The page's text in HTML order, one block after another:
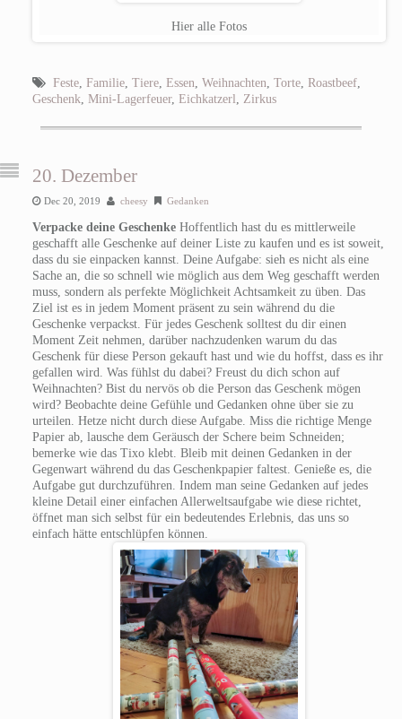
Hier alle Fotos
Feste, Familie, Tiere, Essen Weihnachten Torte, Roastbeef,
Geschenk Mini-Lagerfeuer, Eichkatzerl Zirkus
20. Dezember
Dec 20, 2019 cheesy Gedanken
Verpacke deine GeschenkeHoffentlich hast du es mittlerweile
geschafft alle Geschenke auf deiner Liste zu kaufen und es ist soweit,
dass du sie einpacken kannst. Deine Aufgabe: sieh es nicht als eine
Sache an, die so schnell wie möglich aus dem Weg geschafft werden
muss, sondern als perfekte Möglichkeit Achtsamkeit zu üben. Das
Ziel ist es in jedem Moment präsent zu sein während du die
Geschenke verpackst. Für jedes Geschenk solltest du dir einen
Moment Zeit nehmen, darüber nachzudenken warum du das
Geschenk für diese Person gekauft hast und wie du hoffst, dass es ihr
gefallen wird. Was fühlst du dabei? Freust du dich schon auf
Weihnachten? Bist du nervös ob die Person das Geschenk mögen
wird? Beobachte deine Gefühle und Gedanken ohne über sie zu
urteilen. Hetze nicht durch diese Aufgabe. Miss die richtige Menge
Papier ab, lausche dem Geräusch der Schere beim Schneiden;
bemerke wie das Tixo klebt. Bleib mit deinen Gedanken in der
Gegenwart während du das Geschenkpapier faltest. Genieße es, die
Aufgabe gut durchzuführen. Indem man seine Gedanken auf jedes
kleine Detail einer einfachen Allerweltsaufgabe wie diese richtet,
öffnet man sich selbst für ein bedeutendes Erlebnis, das uns so
einfach hätte entschlüpfen können.